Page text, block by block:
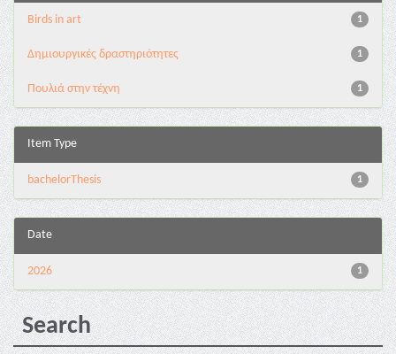
1
Birds in art
1
Δημιουργικές δραστηριότητες
1
Πουλιά στην τέχνη
Item Type
1
bachelorThesis
Date
1
2026
Search